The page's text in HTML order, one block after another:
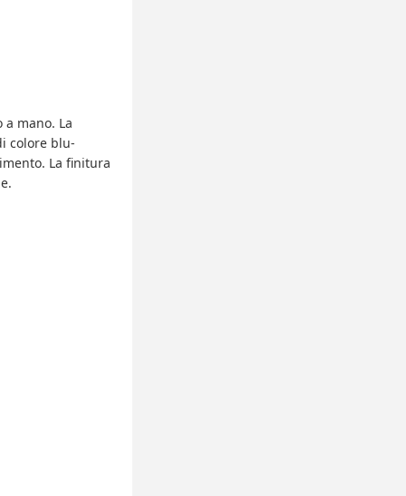
mano. La
colore blu-
La finitura